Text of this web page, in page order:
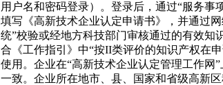
用户名和密码登录）。登录后，通过“服务事
填写《高新技术企业认定申请书》，并通过
统”校验或经地方科技部门审核通过的有效知
合《工作指引》中“按II类评价的知识产权在
使用。企业在“高新技术企业认定管理工作网
一致。企业所在地市、县、国家和省级高新